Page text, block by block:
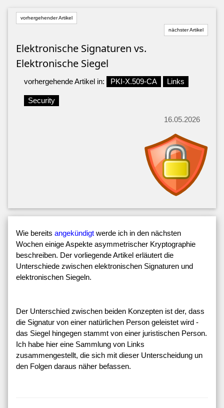
vorhergehender Artikel
nächster Artikel
Elektronische Signaturen vs.
Elektronische Siegel
vorhergehende Artikel in: PKI-X.509-CA Links
Security
16.05.2026
Wie bereits angekündigt werde ich in den nächsten
Wochen einige Aspekte asymmetrischer Kryptographie
beschreiben. Der vorliegende Artikel erläutert die
Unterschiede zwischen elektronischen Signaturen und
elektronischen Siegeln.
Der Unterschied zwischen beiden Konzepten ist der, dass
die Signatur von einer natürlichen Person geleistet wird -
das Siegel hingegen stammt von einer juristischen Person.
Ich habe hier eine Sammlung von Links
zusammengestellt, die sich mit dieser Unterscheidung un
den Folgen daraus näher befassen.